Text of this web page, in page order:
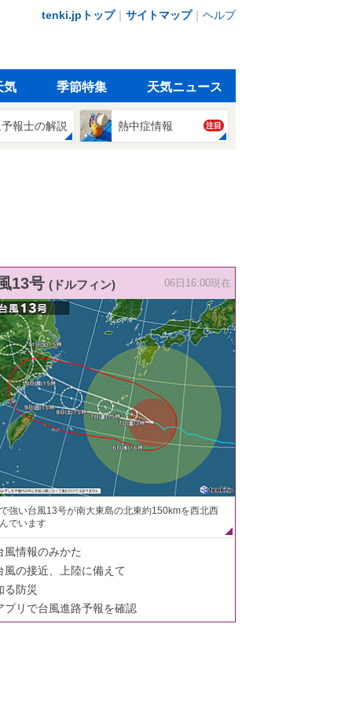
tenki.jpトップ｜ サイトマップ｜ ヘルプ
気 季節特集 天気ニュース
報士の解説 熱中症情報 注目
13号 (ドルフィン) 06日16:00現在
強い台風13号が南大東島の北東約150kmを西北西
でいます
風情報のみかた
風の接近、上陸に備えて
る防災
プリで台風進路予報を確認